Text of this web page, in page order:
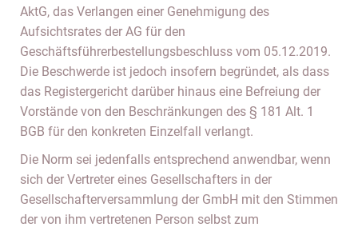
AktG, das Verlangen einer Genehmigung des
Aufsichtsrates der AG für den
Geschäftsführerbestellungsbeschluss vom 05.12.2019.
Die Beschwerde ist jedoch insofern begründet, als dass
das Registergericht darüber hinaus eine Befreiung der
Vorstände von den Beschränkungen des § 181 Alt. 1
BGB für den konkreten Einzelfall verlangt.
Die Norm sei jedenfalls entsprechend anwendbar, wenn
sich der Vertreter eines Gesellschafters in der
Gesellschafterversammlung der GmbH mit den Stimmen
der von ihm vertretenen Person selbst zum